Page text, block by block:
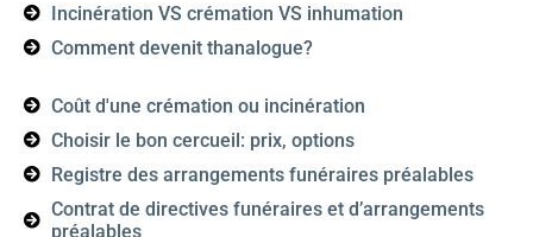
Incinération VS crémation VS inhumation
Comment devenit thanalogue?
Coût d'une crémation ou incinération
Choisir le bon cercueil: prix, options
Registre des arrangements funéraires préalables
Contrat de directives funéraires et d’arrangements
préalables